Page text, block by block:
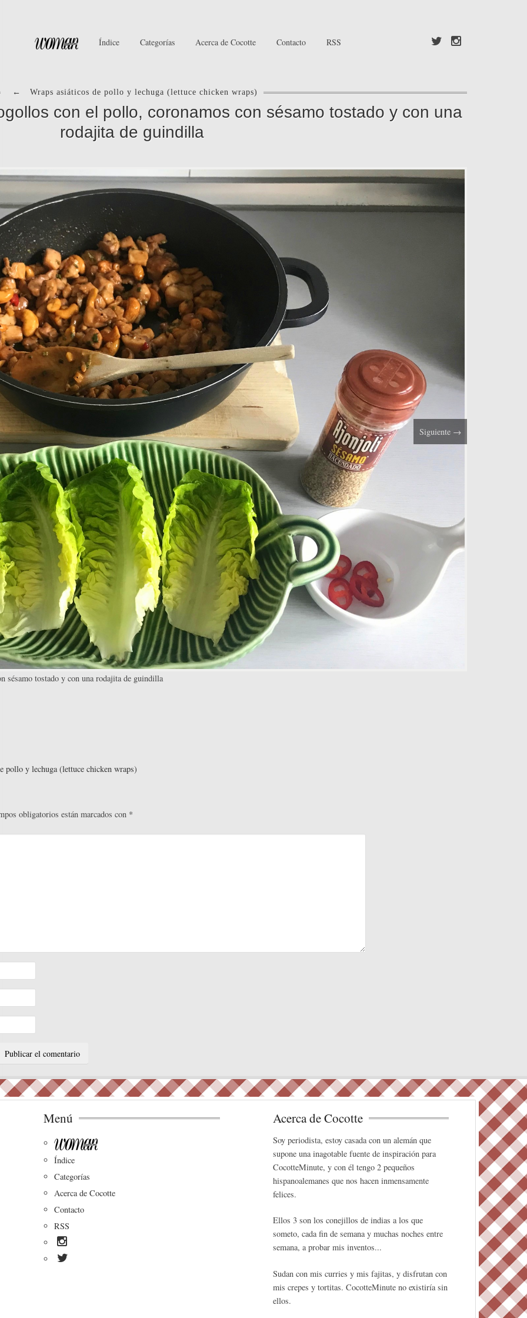
Índice Categorías Acerca de Cocotte Contacto RSS
← Wraps asiáticos de pollo y lechuga (lettuce chicken wraps)
con el pollo, coronamos con sésamo tostado y con una
rodajita de guindilla
Siguiente →
sésamo tostado y con una rodajita de guindilla
pollo y lechuga (lettuce chicken wraps)
obligatorios están marcados con *
Menú
Índice
Categorías
Acerca de Cocotte
Contacto
RSS
Acerca de Cocotte
Soy periodista, estoy casada con un alemán que
supone una inagotable fuente de inspiración para
CocotteMinute, y con él tengo 2 pequeños
hispanoalemanes que nos hacen inmensamente
felices.
Ellos 3 son los conejillos de indias a los que
someto, cada fin de semana y muchas noches entre
semana, a probar mis inventos...
Sudan con mis curries y mis fajitas, y disfrutan con
mis crepes y tortitas. CocotteMinute no existiría sin
ellos.